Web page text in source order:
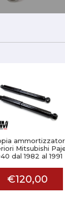
Mitsubishi
dal 1982 al 1991
€120,00